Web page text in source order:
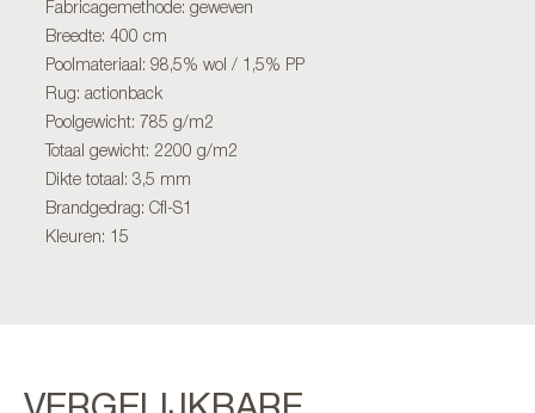
Fabricagemethode: geweven
Breedte: 400 cm
Poolmateriaal: 98,5% wol / 1,5% PP
Rug: actionback
Poolgewicht: 785 g/m2
Totaal gewicht: 2200 g/m2
Dikte totaal: 3,5 mm
Brandgedrag: Cfl-S1
Kleuren: 15